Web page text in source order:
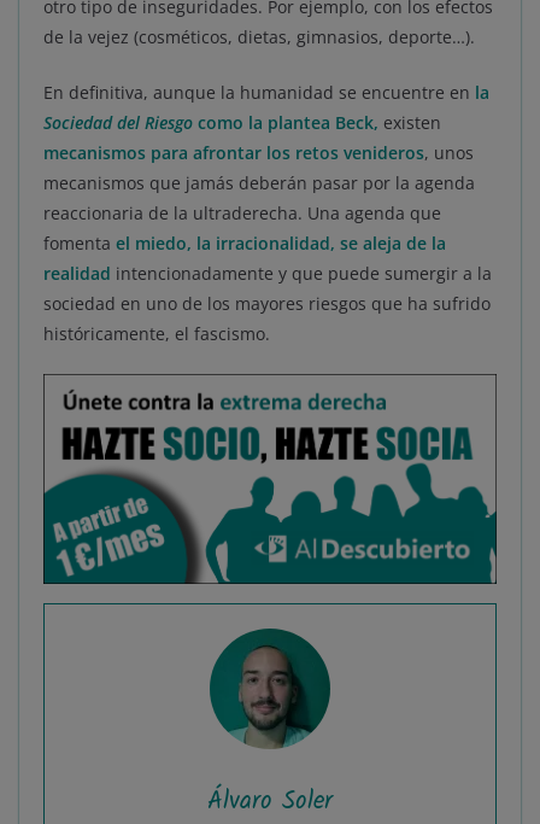
otro tipo de inseguridades. Por ejemplo, con los efectos
de la vejez (cosméticos, dietas, gimnasios, deporte…).
En definitiva, aunque la humanidad se encuentre en la
Sociedad del Riesgo como la plantea Beck, existen
mecanismos para afrontar los retos venideros, unos
mecanismos que jamás deberán pasar por la agenda
reaccionaria de la ultraderecha. Una agenda que
fomenta el miedo, la irracionalidad, se aleja de la
realidad intencionadamente y que puede sumergir a la
sociedad en uno de los mayores riesgos que ha sufrido
históricamente, el fascismo.
Álvaro Soler